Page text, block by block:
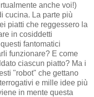
anche voi!)
cucina. La parte più
piatti che reggessero la
in cosiddetti
fantomatici
funzionare? E come
ciascun piatto? Ma i
"robot" che gettano
e mille idee più
in mente questa